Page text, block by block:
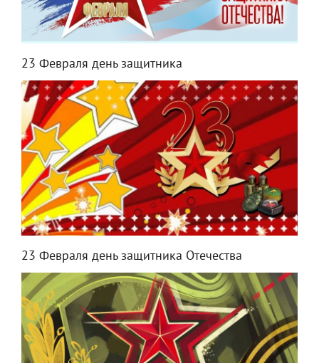
23 Февраля день защитника
23 Февраля день защитника Отечества